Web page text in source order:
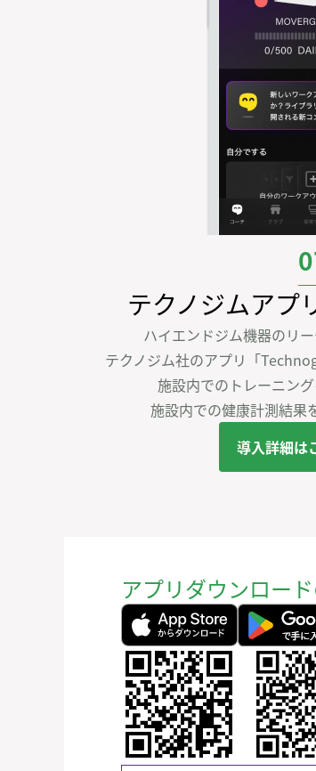
テクノジムアプ
ハイエンドジム機器のリ
テクノジム社のアプリ「
施設内でのトレーニング
施設内での健康計測結果
導入詳細は
アプリダウンロー